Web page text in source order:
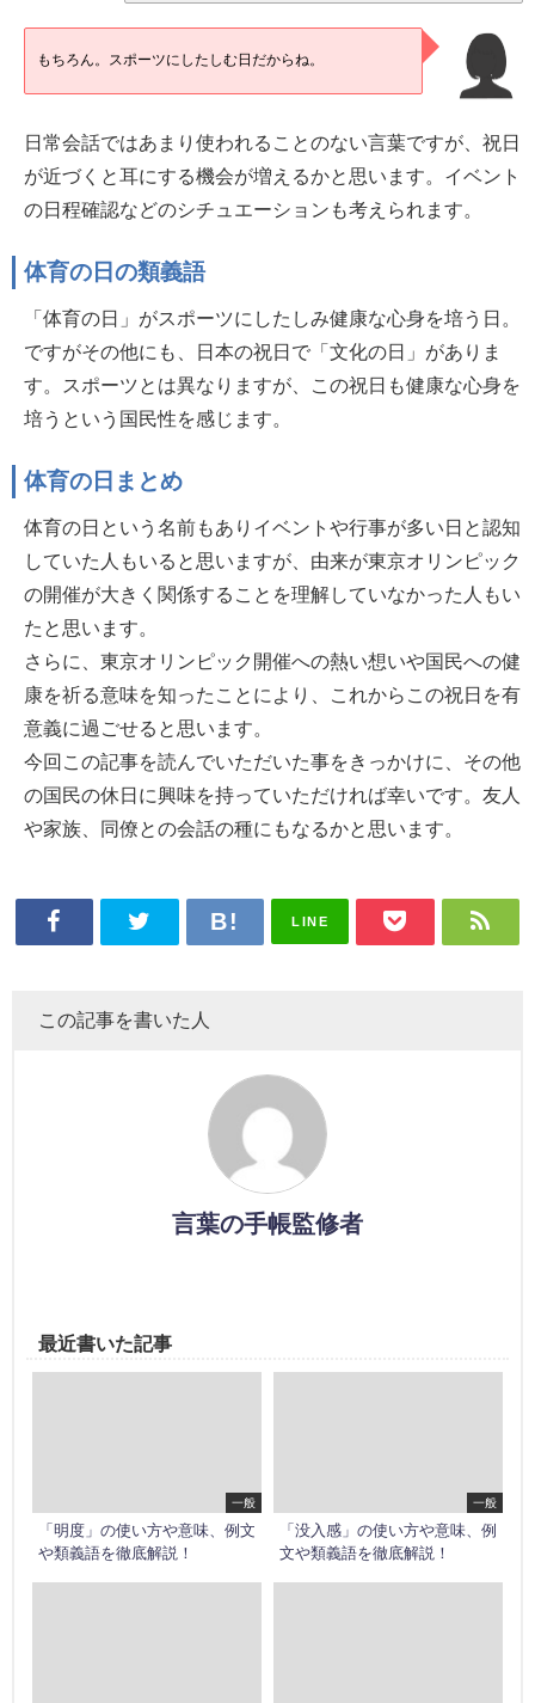
もちろん。スポーツにしたしむ日だからね。
日常会話ではあまり使われることのない言葉ですが、祝日
が近づくと耳にする機会が増えるかと思います。イベント
の日程確認などのシチュエーションも考えられます。
体育の日の類義語
「体育の日」がスポーツにしたしみ健康な心身を培う日。
ですがその他にも、日本の祝日で「文化の日」がありま
す。スポーツとは異なりますが、この祝日も健康な心身を
培うという国民性を感じます。
体育の日まとめ
体育の日という名前もありイベントや行事が多い日と認知
していた人もいると思いますが、由来が東京オリンピック
の開催が大きく関係することを理解していなかった人もい
たと思います。
さらに、東京オリンピック開催への熱い想いや国民への健
康を祈る意味を知ったことにより、これからこの祝日を有
意義に過ごせると思います。
今回この記事を読んでいただいた事をきっかけに、その他
の国民の休日に興味を持っていただければ幸いです。友人
や家族、同僚との会話の種にもなるかと思います。
LINE
この記事を書いた人
言葉の手帳監修者
最近書いた記事
一般
「明度」の使い方や意味、例文
や類義語を徹底解説！
一般
「没入感」の使い方や意味、例
文や類義語を徹底解説！